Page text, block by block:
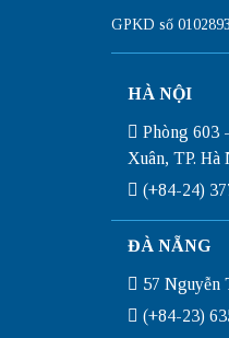
GPKD số
HÀ NỘI
Phòng 603
Xuân, TP. Hà
(+84-24)
ĐÀ NẴNG
57 Nguyễn
(+84-23)